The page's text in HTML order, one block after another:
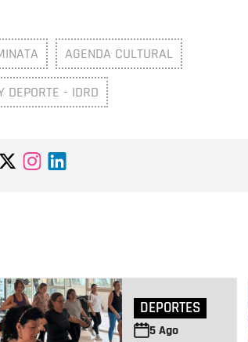
AGENDA CULTURAL
DEPORTE - IDRD
DEPORTES
5Ago